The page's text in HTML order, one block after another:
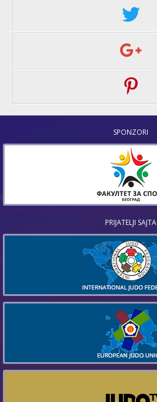
SPONZORI
PRIJATELJI SAJTA